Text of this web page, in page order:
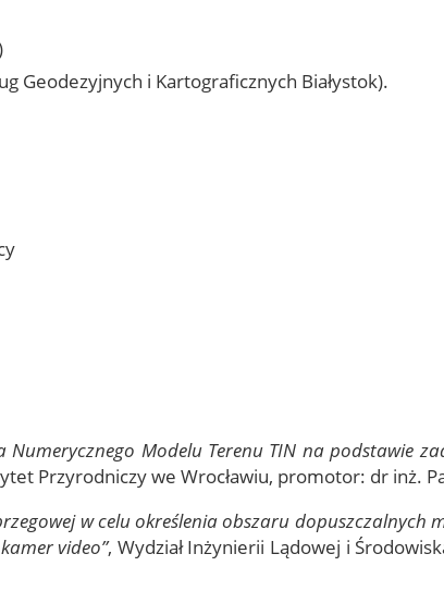
Geodezyjnych i Kartograficznych Białystok).
Numerycznego Modelu Terenu TIN na podstawie
Przyrodniczy we Wrocławiu, promotor: dr inż.
w celu określenia obszaru
video”, Wydział Inżynierii Lądowej i